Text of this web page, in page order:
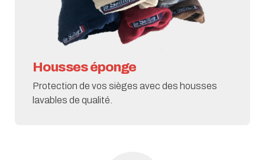
Housses éponge
Protection de vos sièges avec des housses
lavables de qualité.